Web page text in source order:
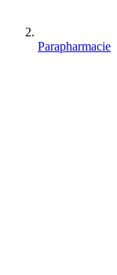
Parapharmacie